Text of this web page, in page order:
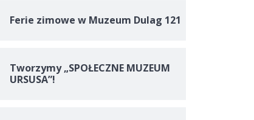
Ferie zimowe w Muzeum Dulag 121
Tworzymy „SPOŁECZNE MUZEUM
URSUSA”!